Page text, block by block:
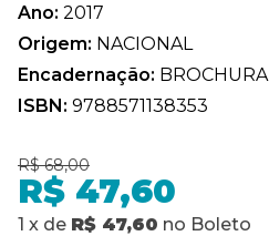
Ano: 2017
Origem: NACIONAL
Encadernação: BROCHURA
ISBN: 9788571138353
R$ 68,00
R$ 47,60
1 x de R$ 47,60 no Boleto